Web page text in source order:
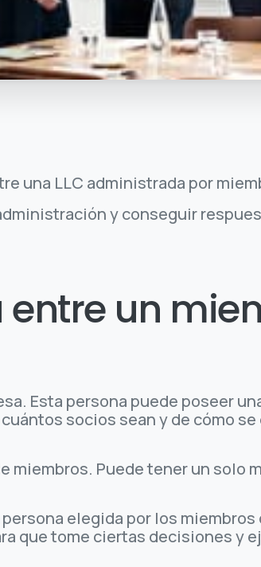
una LLC administrada por
y conseguir
un
Esta persona puede poseer
socios sean y de cómo
miembros. Puede tener un solo
elegida por los miembros
que tome ciertas decisiones y